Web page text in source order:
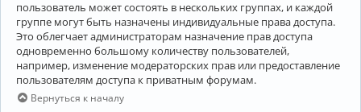
пользователь может состоять в нескольких группах, и каждой
группе могут быть назначены индивидуальные права доступа.
Это облегчает администраторам назначение прав доступа
одновременно большому количеству пользователей,
например, изменение модераторских прав или предоставление
пользователям доступа к приватным форумам.
Вернуться к началу